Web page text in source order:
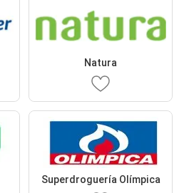
Natura
Superdroguería Olímpica